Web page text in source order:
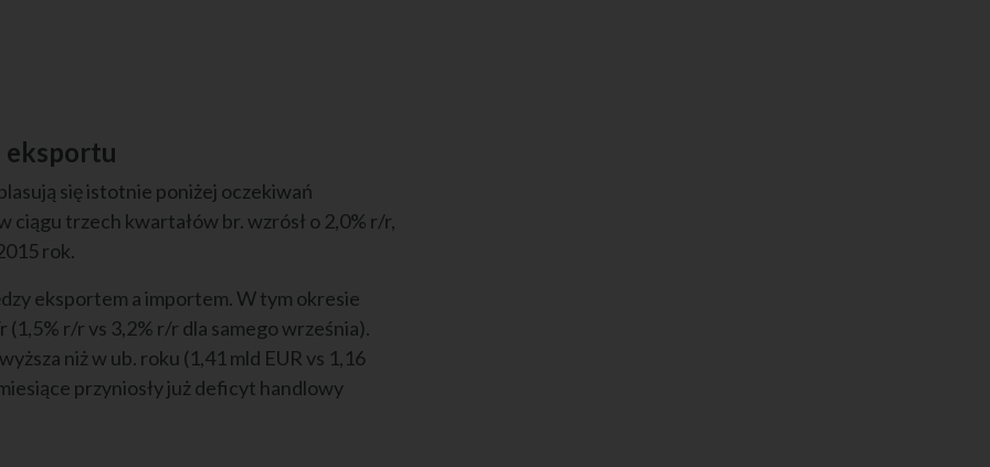
eksportu
się istotnie poniżej oczekiwań
trzech kwartałów br. wzrósł o 2,0% r/r,
rok.
eksportem a importem. W tym okresie
r/r vs 3,2% r/r dla samego września).
niż w ub. roku (1,41 mld EUR vs 1,16
przyniosły już deficyt handlowy